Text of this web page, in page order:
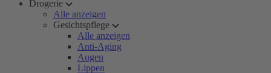
Drogerie
Alle anzeigen
Gesichtspflege
Alle anzeigen
Anti-Aging
Augen
Lippen